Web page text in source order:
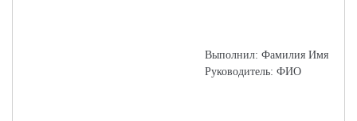
Выполнил: Фамилия Имя
Руководитель: ФИО